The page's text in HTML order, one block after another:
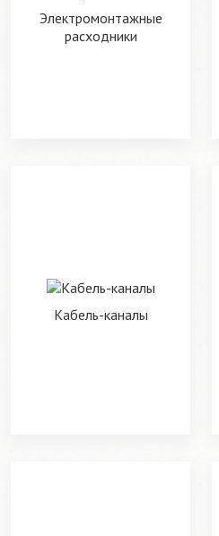
Электромонтажные
расходники
Кабель-каналы